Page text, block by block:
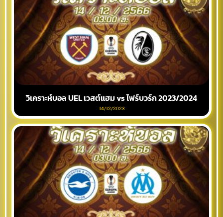
วิเคราะห์บอล UEL เวสต์แฮม vs ไฟร์บวร์ก 2023/2024
14/12/2023